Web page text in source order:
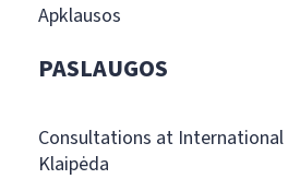
Apklausos
PASLAUGOS
Consultations at International
Klaipėda